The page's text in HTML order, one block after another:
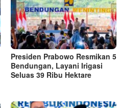
Presiden Prabowo Resmikan 5
Bendungan, Layani Irigasi
Seluas 39 Ribu Hektare